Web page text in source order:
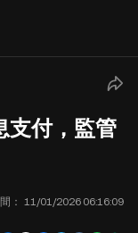
支付，監管
： 11/01/2026 06:16:09